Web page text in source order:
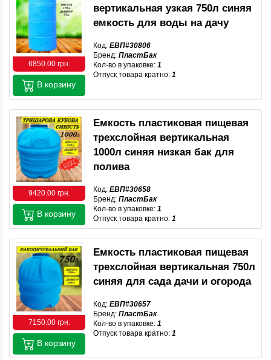
6850.00 грн.
вертикальная узкая 750л синяя
емкость для воды на дачу
Код: ЕВП#30806
Бренд: ПластБак
Кол-во в упаковке: 1
Отпуск товара кратно: 1
В корзину
9420.00 грн.
Емкость пластиковая пищевая
трехслойная вертикальная
1000л синяя низкая бак для
полива
Код: ЕВП#30658
Бренд: ПластБак
Кол-во в упаковке: 1
Отпуск товара кратно: 1
В корзину
7150.00 грн.
Емкость пластиковая пищевая
трехслойная вертикальная 750л
синяя для сада дачи и огорода
Код: ЕВП#30657
Бренд: ПластБак
Кол-во в упаковке: 1
Отпуск товара кратно: 1
В корзину